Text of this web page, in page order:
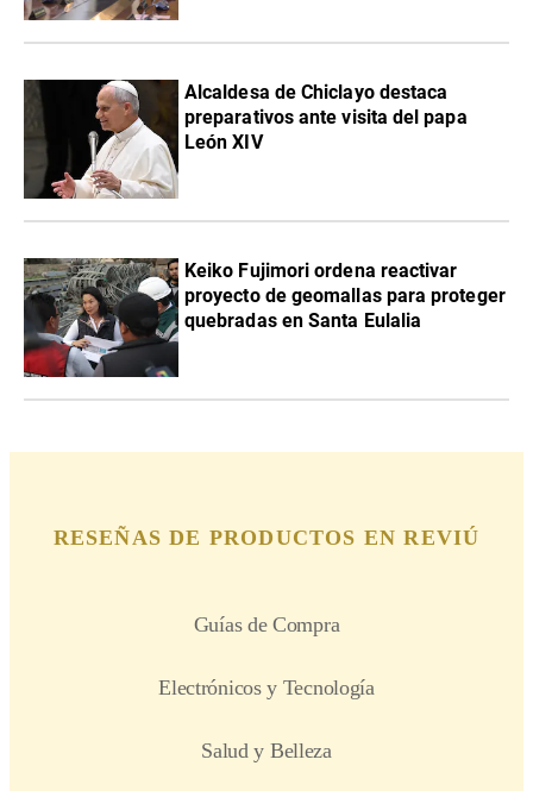
Alcaldesa de Chiclayo destaca
preparativos ante visita del papa
León XIV
Keiko Fujimori ordena reactivar
proyecto de geomallas para proteger
quebradas en Santa Eulalia